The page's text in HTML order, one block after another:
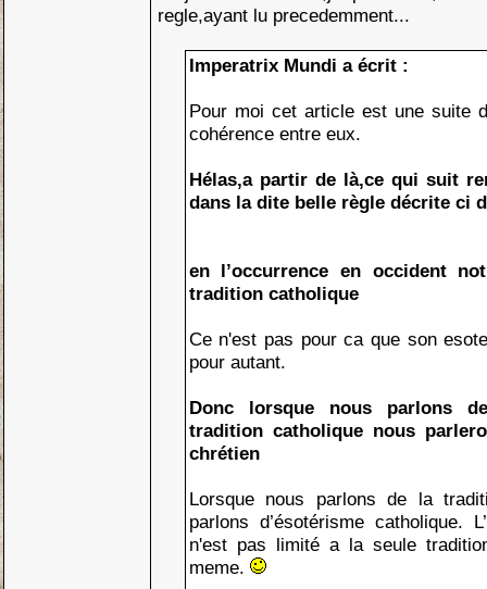
regle,ayant lu precedemment...
Imperatrix Mundi a écrit :
Pour moi cet article est une suite
cohérence entre eux.
Hélas,a partir de là,ce qui suit
dans la dite belle règle décrite ci
en l’occurrence en occident
tradition catholique
Ce n'est pas pour ca que son
pour autant.
Donc lorsque nous parlons
tradition catholique nous
chrétien
Lorsque nous parlons de la
parlons d’ésotérisme catholique.
n'est pas limité a la seule
meme.